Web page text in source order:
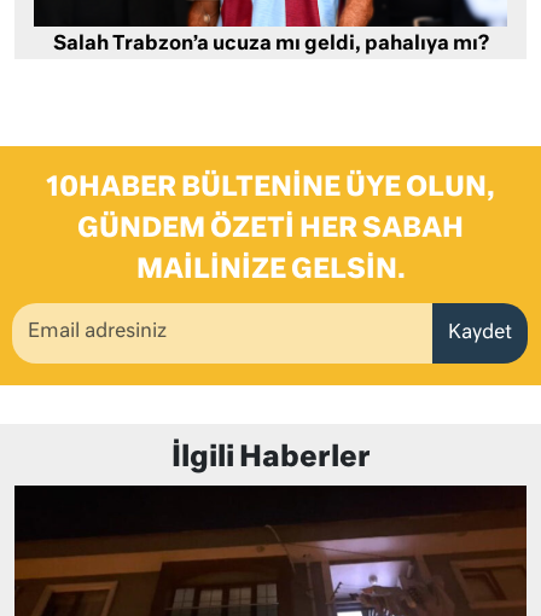
Salah Trabzon’a ucuza mı geldi, pahalıya mı?
10HABER BÜLTENINE ÜYE OLUN,
GÜNDEM ÖZETI HER SABAH
MAILINIZE GELSIN.
Kaydet
İlgili Haberler